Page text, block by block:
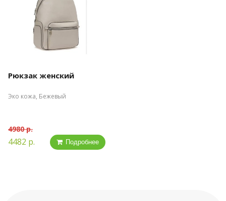
Рюкзак женский
Эко кожа, Бежевый
4980 р.
4482 р. Подробнее